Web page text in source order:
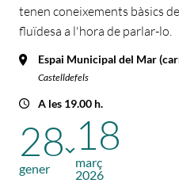
tenen coneixements bàsics
fluïdesa a l'hora de parlar-lo.
Espai Municipal del Mar
Castelldefels
A les 19.00 h.
28
gener
18
març
2026